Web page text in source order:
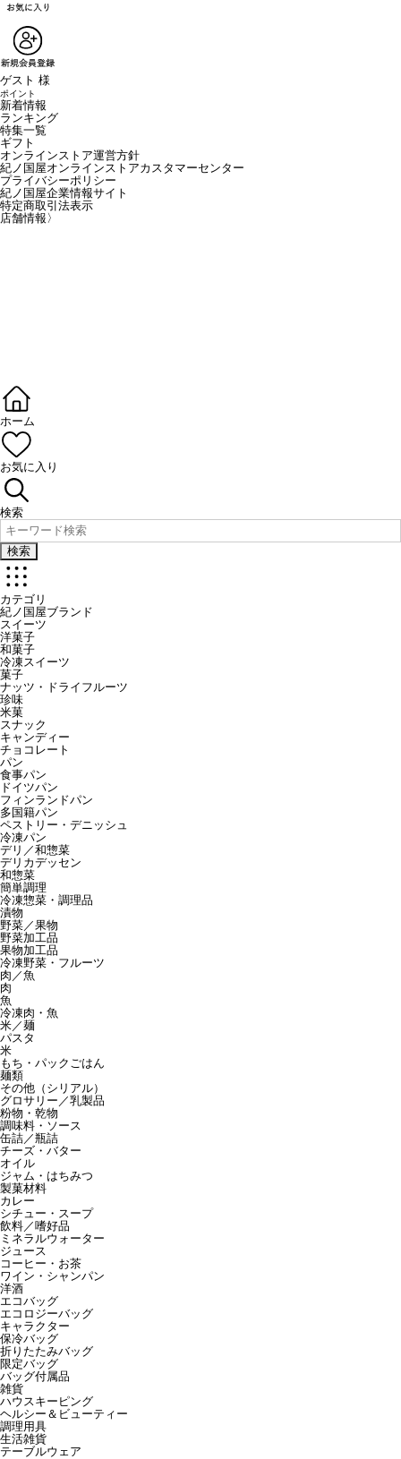
ゲスト 様
ポイント
新着情報
ランキング
特集一覧
ギフト
オンラインストア運営方針
紀ノ国屋オンラインストアカスタマーセンター
プライバシーポリシー
紀ノ国屋企業情報サイト
特定商取引法表示
店舗情報 〉
ホーム
お気に入り
検索
検索
カテゴリ
紀ノ国屋ブランド
スイーツ
洋菓子
和菓子
冷凍スイーツ
菓子
ナッツ・ドライフルーツ
珍味
米菓
スナック
キャンディー
チョコレート
パン
食事パン
ドイツパン
フィンランドパン
多国籍パン
ペストリー・デニッシュ
冷凍パン
デリ／和惣菜
デリカデッセン
和惣菜
簡単調理
冷凍惣菜・調理品
漬物
野菜／果物
野菜加工品
果物加工品
冷凍野菜・フルーツ
肉／魚
肉
魚
冷凍肉・魚
米／麺
パスタ
米
もち・パックごはん
麺類
その他（シリアル）
グロサリー／乳製品
粉物・乾物
調味料・ソース
缶詰／瓶詰
チーズ・バター
オイル
ジャム・はちみつ
製菓材料
カレー
シチュー・スープ
飲料／嗜好品
ミネラルウォーター
ジュース
コーヒー・お茶
ワイン・シャンパン
洋酒
エコバッグ
エコロジーバッグ
キャラクター
保冷バッグ
折りたたみバッグ
限定バッグ
バッグ付属品
雑貨
ハウスキーピング
ヘルシー＆ビューティー
調理用具
生活雑貨
テーブルウェア